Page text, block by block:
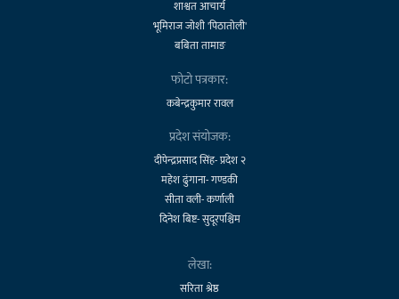
शाश्वत आचार्य
भूमिराज जोशी 'पिठातोली'
बबिता तामाङ
फोटो पत्रकार:
कबेन्द्रकुमार रावल
प्रदेश संयोजक:
दीपेन्द्रप्रसाद सिंह- प्रदेश २
महेश ढुंगाना- गण्डकी
सीता वली- कर्णाली
दिनेश बिष्ट- सुदूरपश्चिम
लेखा:
सरिता श्रेष्ठ